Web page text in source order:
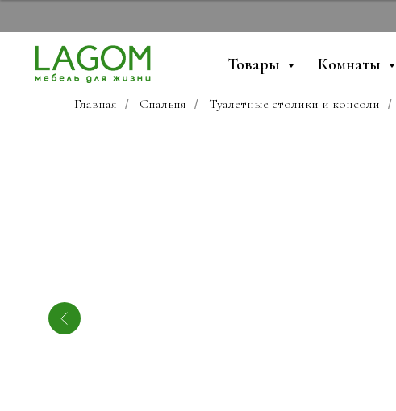
Товары Комнаты
Главная / Спальня / Туалетные столики и консоли /